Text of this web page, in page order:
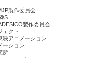
製作委員会
製作委員会
ェクト
映アニメーション
ーション
所